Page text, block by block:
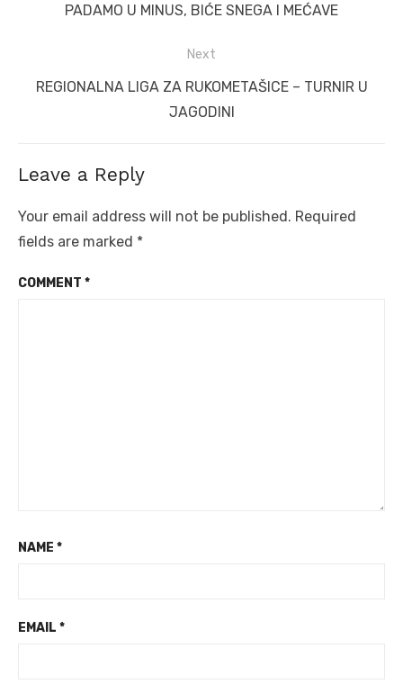
Previous
PADAMO U MINUS, BIĆE SNEGA I MEĆAVE
Next
Next
REGIONALNA LIGA ZA RUKOMETAŠICE – TURNIR U
JAGODINI
Leave a Reply
Your email address will not be published. Required
fields are marked *
COMMENT *
NAME *
EMAIL *